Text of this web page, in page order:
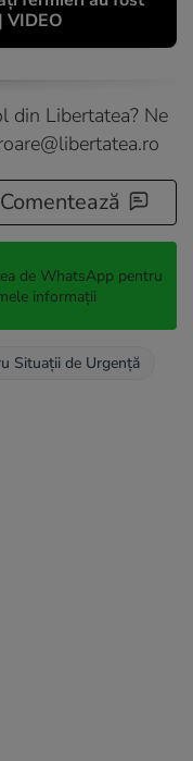
VIDEO
din Libertatea? Ne
Comentează
de WhatsApp pentru
informații
Situații de Urgență